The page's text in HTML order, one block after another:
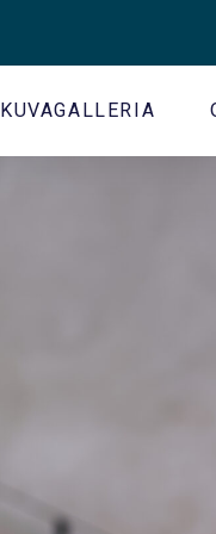
KUVAGALLERIA